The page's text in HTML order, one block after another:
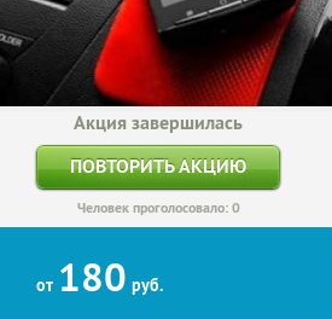
Акция завершилась
ПОВТОРИТЬ АКЦИЮ
Человек проголосовало: 0
от 180 руб.